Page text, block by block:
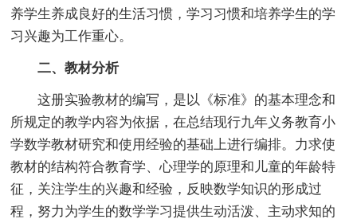
养学生养成良好的生活习惯，学习习惯和培养学生的学
习兴趣为工作重心。
二、教材分析
这册实验教材的编写，是以《标准》的基本理念和
所规定的教学内容为依据，在总结现行九年义务教育小
学数学教材研究和使用经验的基础上进行编排。力求使
教材的结构符合教育学、心理学的原理和儿童的年龄特
征，关注学生的兴趣和经验，反映数学知识的形成过
程，努力为学生的数学学习提供生动活泼、主动求知的